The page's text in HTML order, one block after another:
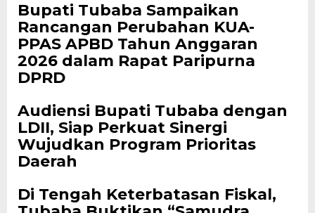
Bupati Tubaba Sampaikan
Rancangan Perubahan KUA-
PPAS APBD Tahun Anggaran
2026 dalam Rapat Paripurna
DPRD
Audiensi Bupati Tubaba dengan
LDII, Siap Perkuat Sinergi
Wujudkan Program Prioritas
Daerah
Di Tengah Keterbatasan Fiskal,